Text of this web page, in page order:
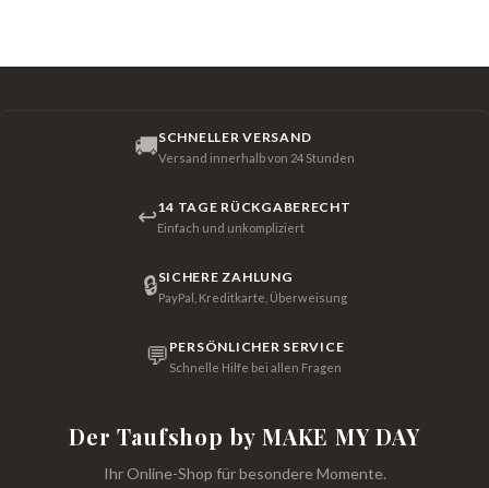
🚚SCHNELLER VERSAND
Versand innerhalb von 24 Stunden
↩14 TAGE RÜCKGABERECHT
Einfach und unkompliziert
🔒SICHERE ZAHLUNG
PayPal, Kreditkarte, Überweisung
💬 PERSÖNLICHER SERVICE
Schnelle Hilfe bei allen Fragen
Der Taufshop by MAKE MY DAY
Ihr Online-Shop für besondere Momente.